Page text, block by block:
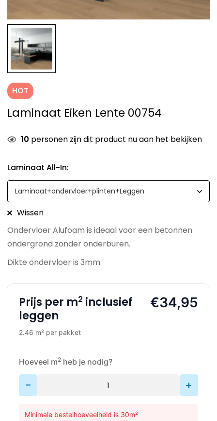
HOT
Laminaat Eiken Lente 00754
10 personen zijn dit product nu aan het bekijken
Laminaat All-In:
Wissen
Ondervloer Alufoam is ideaal voor een betonnen
ondergrond zonder onderburen.
Dikte ondervloer is 3mm.
Prijs per m2 inclusief
leggen
2.46 m² per pakket
€34,95
Hoeveel m2 heb je nodig?
- +
Minimale bestelhoeveelheid is 30m²